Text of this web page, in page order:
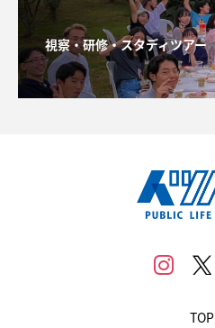
視察・研修・スタディツアー
TOP